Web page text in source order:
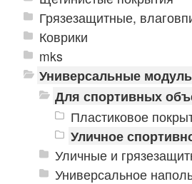
Грязезащитные,
Коврики
mks
Универсальные
Для спортивных
Пластиковое
Уличное
Уличные и
Универсальное